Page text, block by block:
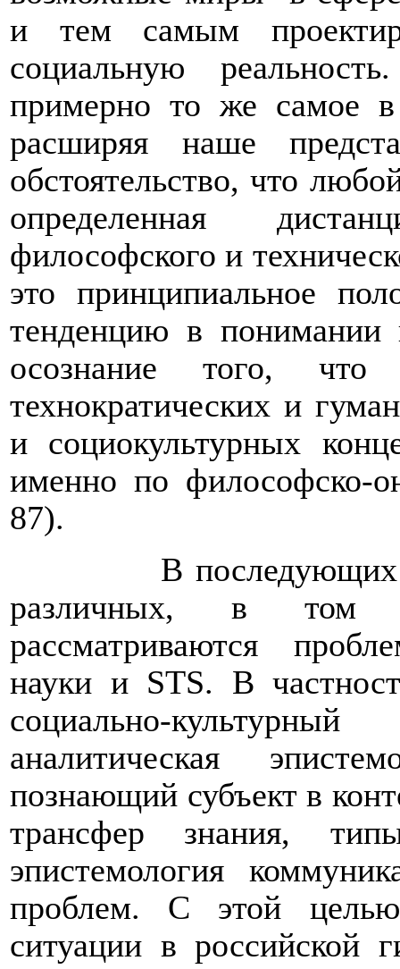
и тем самым
социальную
примерно то же самое в
расширяя наше
обстоятельство, что
определенная
философского и
это принципиальное
тенденцию в
осознание того, что
технократических и
и социокультурных
именно по философско-
87).
В последующих
различных, в том
рассматриваются
науки и STS. В
социально-
аналитическая
познающий субъект в
трансфер знания,
эпистемология
проблем. С этой целью
ситуации в российской